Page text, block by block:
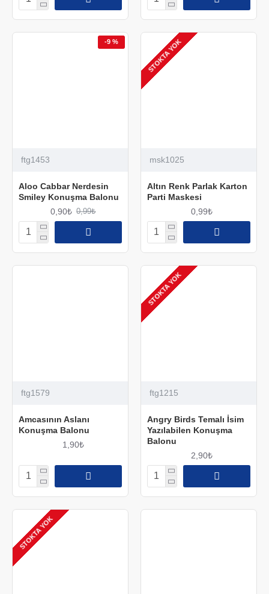
-9 %
ftg1453
Aloo Cabbar Nerdesin
Smiley Konuşma Balonu
0,90₺ 0,99₺
STOKTA YOK
msk1025
Altın Renk Parlak Karton
Parti Maskesi
0,99₺
ftg1579
Amcasının Aslanı
Konuşma Balonu
1,90₺
STOKTA YOK
ftg1215
Angry Birds Temalı İsim
Yazılabilen Konuşma
Balonu
2,90₺
STOKTA YOK